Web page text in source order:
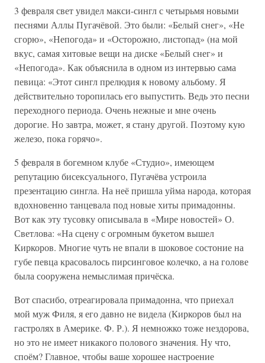
3 февраля свет увидел макси-сингл с четырьмя новыми
песнями Аллы Пугачёвой. Это были: «Белый снег», «Не
сгорю», «Непогода» и «Осторожно, листопад» (на мой
вкус, самая хитовые вещи на диске «Белый снег» и
«Непогода». Как объяснила в одном из интервью сама
певица: «Этот сингл прелюдия к новому альбому. Я
действительно торопилась его выпустить. Ведь это песни
переходного периода. Очень нежные и мне очень
дорогие. Но завтра, может, я стану другой. Поэтому кую
железо, пока горячо».
5 февраля в богемном клубе «Студио», имеющем
репутацию бисексуального, Пугачёва устроила
презентацию сингла. На неё пришла уйма народа, которая
вдохновенно танцевала под новые хиты примадонны.
Вот как эту тусовку описывала в «Мире новостей» О.
Светлова: «На сцену с огромным букетом вышел
Киркоров. Многие чуть не впали в шоковое состоние на
губе певца красовалось пирсинговое колечко, а на голове
была сооружена немыслимая причёска.
Вот спасибо, отреагировала примадонна, что приехал
мой муж Филя, я его давно не видела (Киркоров был на
гастролях в Америке. Ф. Р.). Я немножко тоже нездорова,
но это не имеет никакого полового значения. Ну что,
споём? Главное, чтобы ваше хорошее настроение